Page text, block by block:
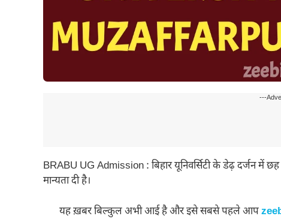
---
BRABU UG Admission : बिहार यूनिवर्सिटी के डेढ़ दर्जन में
मान्यता दी है।
यह ख़बर बिल्कुल अभी आई है और इसे सबसे पहले आप